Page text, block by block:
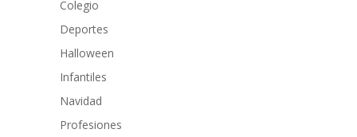
Colegio
Deportes
Halloween
Infantiles
Navidad
Profesiones